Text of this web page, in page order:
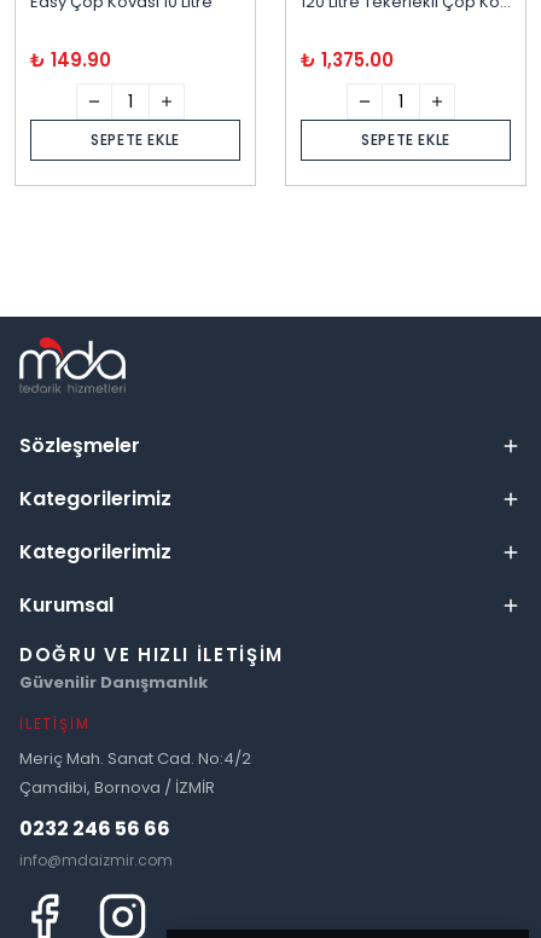
₺ 149.90
SEPETE EKLE
₺ 1,375.00
SEPETE EKLE
Sözleşmeler
Kategorilerimiz
Kategorilerimiz
Kurumsal
DOĞRU VE HIZLI İLETIŞIM
Güvenilir Danışmanlık
İLETIŞIM
Meriç Mah. Sanat Cad. No:4/2
Çamdibi, Bornova / İZMİR
0232 246 56 66
info@mdaizmir.com